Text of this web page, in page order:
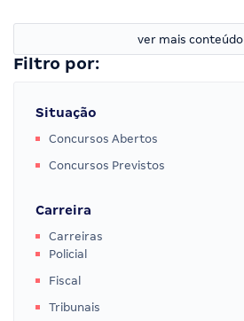
ver mais conteúdo
Filtro por:
Situação
Concursos Abertos
Concursos Previstos
Carreira
Carreiras
Policial
Fiscal
Tribunais